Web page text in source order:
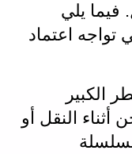
. فيما يلي
تواجه اعتماد
الكبير
أثناء النقل أو